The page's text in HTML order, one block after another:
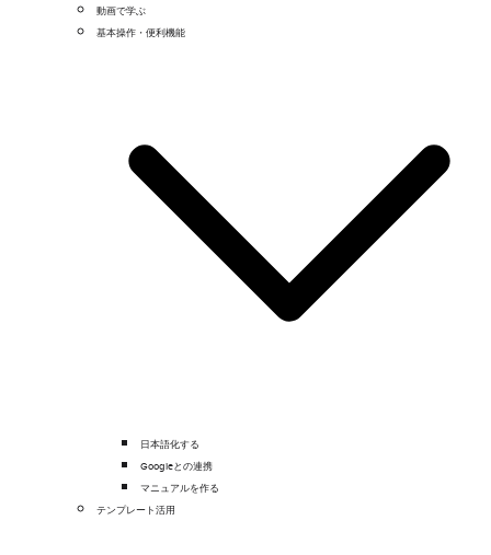
動画で学ぶ
基本操作・便利機能
日本語化する
Googleとの連携
マニュアルを作る
テンプレート活用